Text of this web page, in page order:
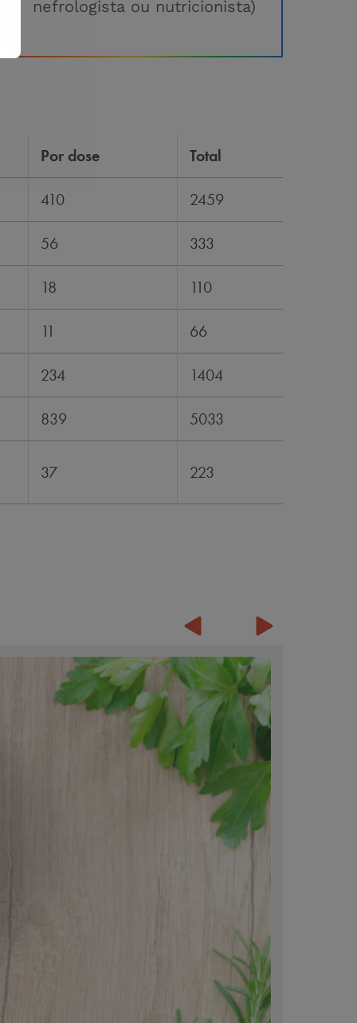
nefrologista ou nutricionista)
Por dose Total
410 2459
56 333
18 110
11 66
234 1404
839 5033
37 223